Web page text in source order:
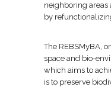
neighboring
by
The REBSMyBA,
space and bio-
which aims to
is to preserve